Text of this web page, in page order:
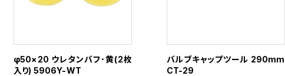
φ50×20 ウレタンバフ･黄(2枚
入り) 5906Y-WT
バルブキャップツール 290mm
CT-29